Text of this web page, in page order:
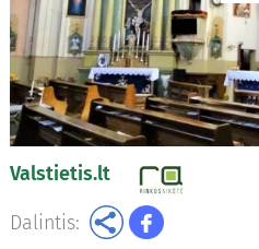
Valstietis.lt
Dalintis: